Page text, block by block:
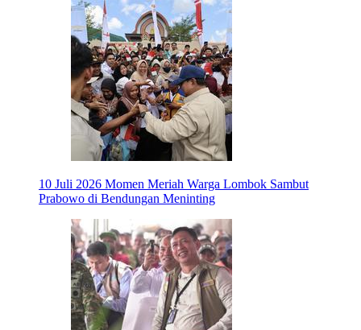
10 Juli 2026 Momen Meriah Warga Lombok Sambut
Prabowo di Bendungan Meninting